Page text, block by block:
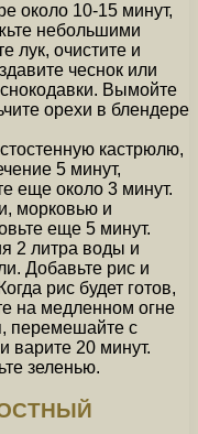
около 10-15 минут,
небольшими
лук, очистите и
чеснок или
Вымойте
орехи в блендере
кастрюлю,
5 минут,
еще около 3 минут.
морковью и
еще 5 минут.
2 литра воды и
Добавьте рис и
рис будет готов,
на медленном огне
перемешайте с
варите 20 минут.
зеленью.